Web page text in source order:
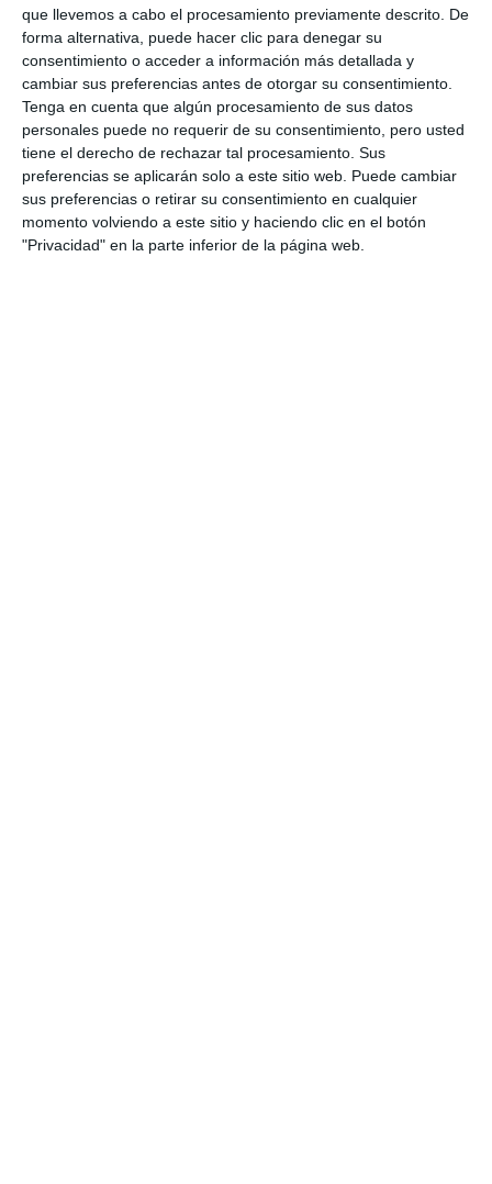
que llevemos a cabo el procesamiento previamente descrito. De
forma alternativa, puede hacer clic para denegar su
consentimiento o acceder a información más detallada y
cambiar sus preferencias antes de otorgar su consentimiento.
Tenga en cuenta que algún procesamiento de sus datos
personales puede no requerir de su consentimiento, pero usted
tiene el derecho de rechazar tal procesamiento. Sus
preferencias se aplicarán solo a este sitio web. Puede cambiar
sus preferencias o retirar su consentimiento en cualquier
momento volviendo a este sitio y haciendo clic en el botón
"Privacidad" en la parte inferior de la página web.
https://mijascom.com/?a=35878
MIJAS BALONCESTO EL TOYO ALMERÍA